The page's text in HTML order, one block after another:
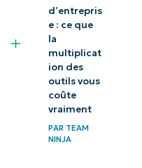
d’entrepris
e : ce que
la
multiplicat
ion des
outils vous
coûte
vraiment
PAR TEAM
NINJA